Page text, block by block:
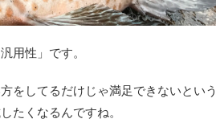
用性」です。
をしてるだけじゃ満足できないという
たくなるんですね。